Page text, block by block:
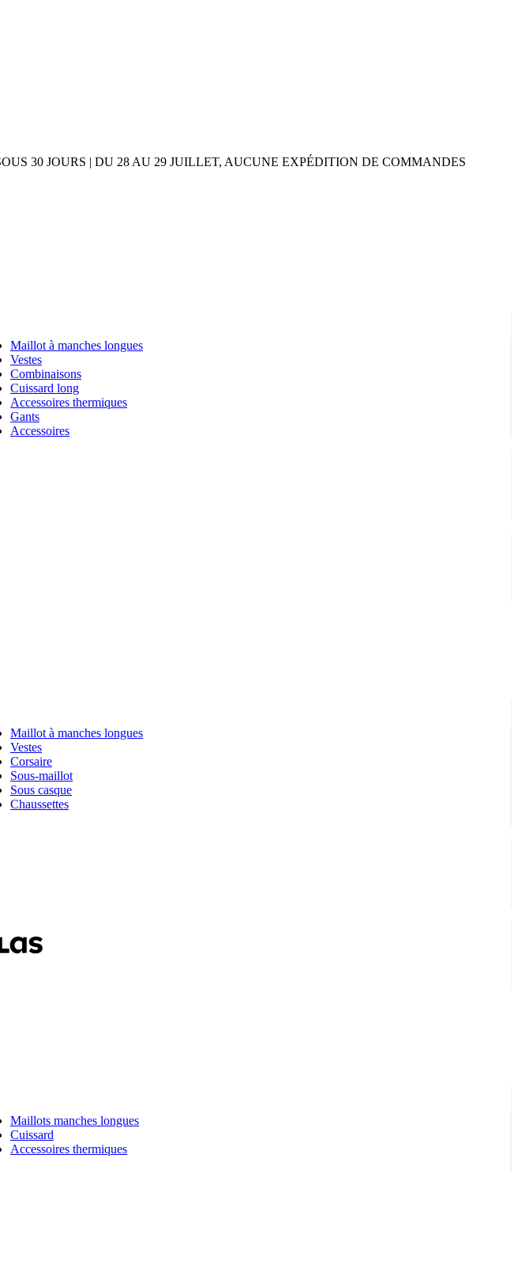
30 JOURS | DU 28 AU 29 JUILLET, AUCUNE EXPÉDITION DE COMMANDES
Maillot à manches longues
Vestes
Combinaisons
Cuissard long
Accessoires thermiques
Gants
Accessoires
Maillot à manches longues
Vestes
Corsaire
Sous-maillot
Sous casque
Chaussettes
Maillots manches longues
Cuissard
Accessoires thermiques